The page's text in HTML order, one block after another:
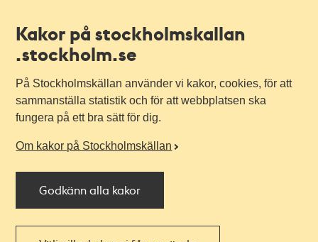
Kakor på stockholmskallan
.stockholm.se
På Stockholmskällan använder vi kakor, cookies, för att
sammanställa statistik och för att webbplatsen ska
fungera på ett bra sätt för dig.
Om kakor på Stockholmskällan
Godkänn alla kakor